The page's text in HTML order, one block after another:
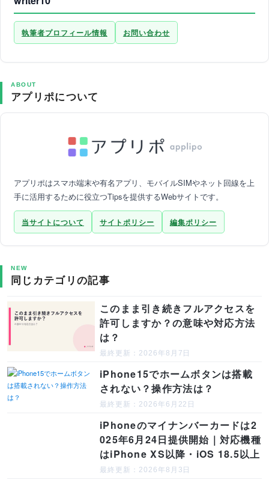
執筆者プロフィール情報 お問い合わせ
ABOUT
アプリポについて
アプリポはスマホ端末や有名アプリ、モバイルSIMやネット回線を上
手に活用するために役立つTipsを提供するWebサイトです。
当サイトについて サイトポリシー 編集ポリシー
NEW
同じカテゴリの記事
このまま引き続きフルアクセスを
許可しますか？の意味や対応方法
は？
最終更新：2026年8月7日
iPhone15でホームボタンは搭載
されない？操作方法は？
最終更新：2026年6月22日
iPhoneのマイナンバーカードは2
025年6月24日提供開始｜対応機種
はiPhone XS以降・iOS 18.5以上
最終更新：2026年8月3日